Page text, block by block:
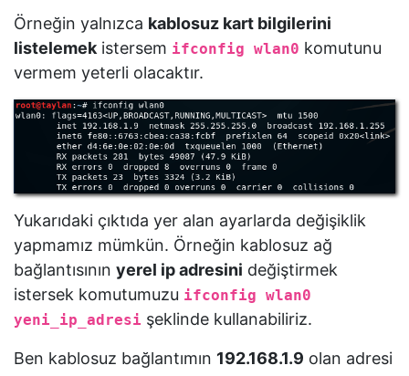
Örneğin yalnızca kablosuz kart bilgilerini
listelemek istersem ifconfig wlan0 komutunu
vermem yeterli olacaktır.
Yukarıdaki çıktıda yer alan ayarlarda değişiklik
yapmamız mümkün. Örneğin kablosuz ağ
bağlantısının yerel ip adresini değiştirmek
istersek komutumuzu ifconfig wlan0
yeni_ip_adresi şeklinde kullanabiliriz.
Ben kablosuz bağlantımın 192.168.1.9 olan adresi